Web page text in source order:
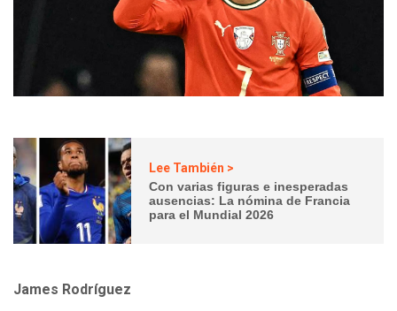
Lee También >
Con varias figuras e inesperadas
ausencias: La nómina de Francia
para el Mundial 2026
James Rodríguez